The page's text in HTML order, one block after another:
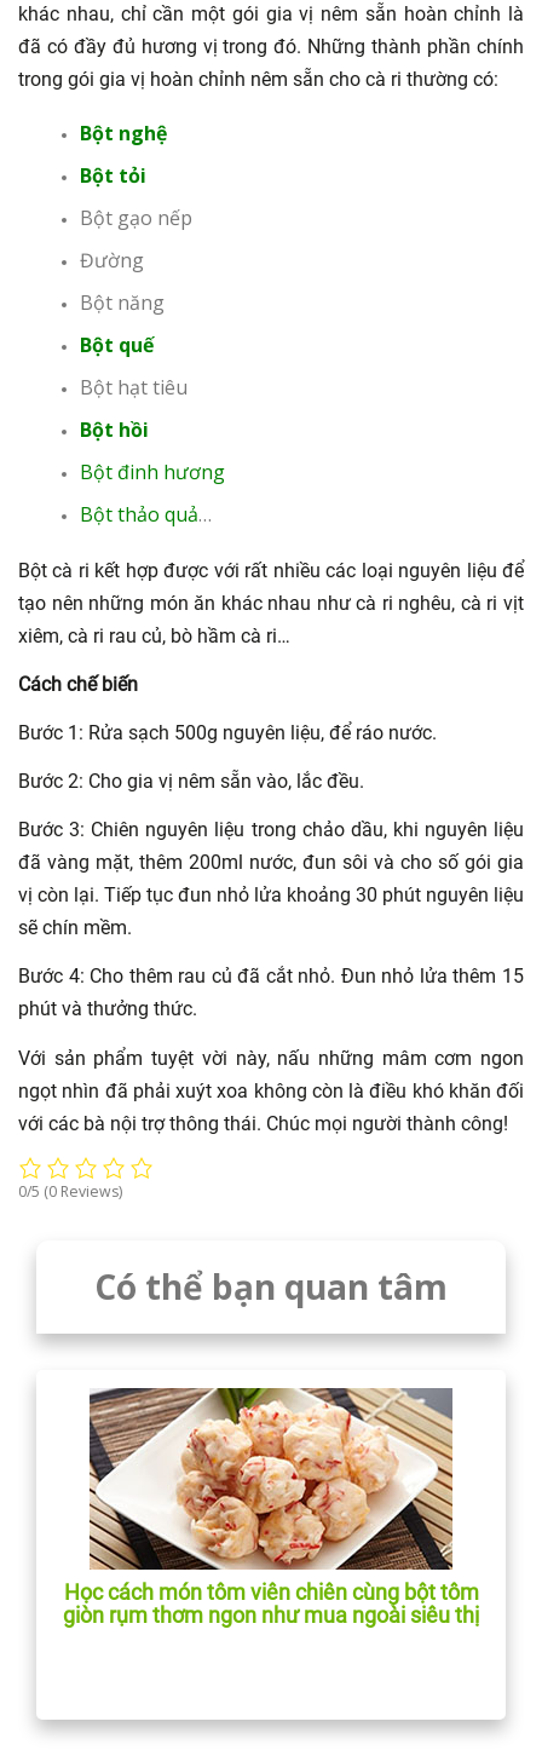
khác nhau, chỉ cần một gói gia vị nêm sẵn hoàn chỉnh là
đã có đầy đủ hương vị trong đó. Những thành phần chính
trong gói gia vị hoàn chỉnh nêm sẵn cho cà ri thường có:
Bột nghệ
Bột tỏi
Bột gạo nếp
Đường
Bột năng
Bột quế
Bột hạt tiêu
Bột hồi
Bột đinh hương
Bột thảo quả…
Bột cà ri kết hợp được với rất nhiều các loại nguyên liệu để
tạo nên những món ăn khác nhau như cà ri nghêu, cà ri vịt
xiêm, cà ri rau củ, bò hầm cà ri…
Cách chế biến
Bước 1: Rửa sạch 500g nguyên liệu, để ráo nước.
Bước 2: Cho gia vị nêm sẵn vào, lắc đều.
Bước 3: Chiên nguyên liệu trong chảo dầu, khi nguyên liệu
đã vàng mặt, thêm 200ml nước, đun sôi và cho số gói gia
vị còn lại. Tiếp tục đun nhỏ lửa khoảng 30 phút nguyên liệu
sẽ chín mềm.
Bước 4: Cho thêm rau củ đã cắt nhỏ. Đun nhỏ lửa thêm 15
phút và thưởng thức.
Với sản phẩm tuyệt vời này, nấu những mâm cơm ngon
ngọt nhìn đã phải xuýt xoa không còn là điều khó khăn đối
với các bà nội trợ thông thái. Chúc mọi người thành công!
0/5 (0 Reviews)
Có thể bạn quan tâm
Học cách món tôm viên chiên cùng bột tôm
giòn rụm thơm ngon như mua ngoài siêu thị